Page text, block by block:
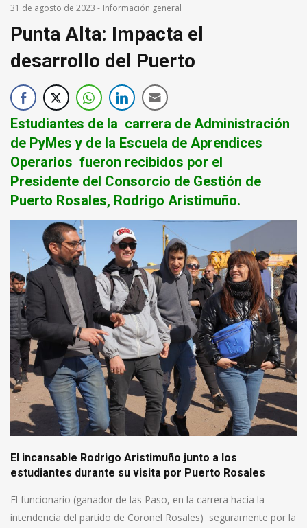
31 de agosto de 2023 - Información general
Punta Alta: Impacta el
desarrollo del Puerto
Estudiantes de la carrera de Administración
de PyMes y de la Escuela de Aprendices
Operarios fueron recibidos por el
Presidente del Consorcio de Gestión de
Puerto Rosales, Rodrigo Aristimuño.
El incansable Rodrigo Aristimuño junto a los
estudiantes durante su visita por Puerto Rosales
El funcionario (ganador de las Paso, en la carrera hacia la
intendencia del partido de Coronel Rosales) seguramente por la